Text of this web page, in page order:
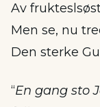
Av
Men se, nu
Den sterke
“En gang sto